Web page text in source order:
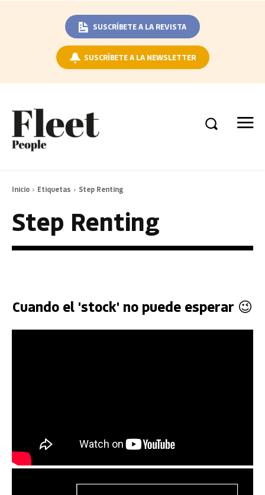
SUSCRÍBETE A LA REVISTA
SUSCRÍBETE A LA NEWSLETTER
Inicio Etiquetas Step Renting
Step Renting
Cuando el 'stock' no puede esperar 😉